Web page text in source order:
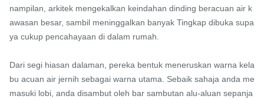
nampilan, arkitek mengekalkan keindahan dinding beracuan air k
awasan besar, sambil meninggalkan banyak Tingkap dibuka supa
ya cukup pencahayaan di dalam rumah.
Dari segi hiasan dalaman, pereka bentuk meneruskan warna kela
bu acuan air jernih sebagai warna utama. Sebaik sahaja anda me
masuki lobi, anda disambut oleh bar sambutan alu-aluan sepanja